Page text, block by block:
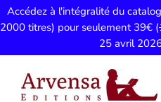
Accédez à l'intégralité du
2000 titres) pour seulement 39€ (
25 avril
contenu